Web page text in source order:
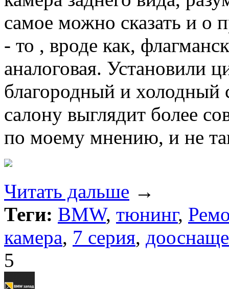
самое можно сказать и о
- то , вроде как,
аналоговая.
благородный и холодный
салону выглядит более
по моему мнению, и не
Читать дальше →
Теги: BMW, тюнинг,
камера, 7 серия,
5